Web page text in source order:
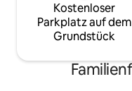
Kostenloser
Parkplatz auf dem
Grundstück